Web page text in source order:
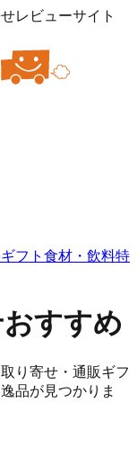
レビューサイト
ギフト 食材・飲料特
すすめ
り寄せ・通販ギフ
品が見つかりま